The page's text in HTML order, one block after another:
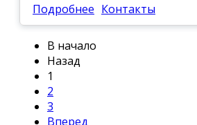
Подробнее Контакты
В начало
Назад
1
2
3
Вперед